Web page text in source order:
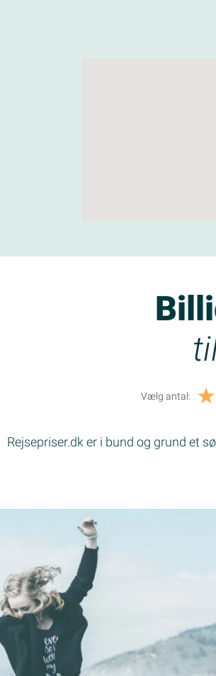
Vælg antal:
Rejsepriser.dk er i bund og grund et